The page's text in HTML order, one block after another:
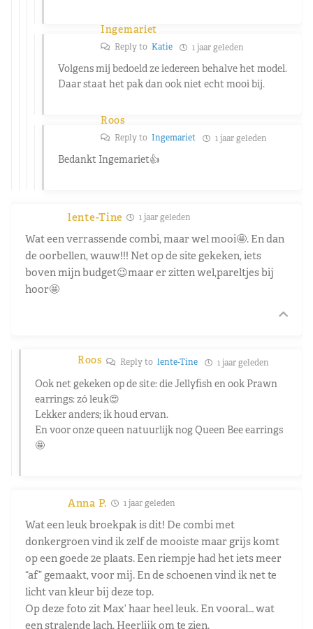
Ingemariet
Reply to Katie 1 jaar geleden
Volgens mij bedoeld ze iedereen behalve het model.
Daar staat het pak dan ook niet echt mooi bij.
Roos
Reply to Ingemariet 1 jaar geleden
Bedankt Ingemariet👍
lente-Tine 1 jaar geleden
Wat een verrassende combi, maar wel mooi🤩. En dan
de oorbellen, wauw!!! Net op de site gekeken, iets
boven mijn budget😉maar er zitten wel,pareltjes bij
hoor🤩
Roos Reply to lente-Tine 1 jaar geleden
Ook net gekeken op de site: die Jellyfish en ook Prawn
earrings: zó leuk😍
Lekker anders; ik houd ervan.
En voor onze queen natuurlijk nog Queen Bee earrings
🤩
Anna P. 1 jaar geleden
Wat een leuk broekpak is dit! De combi met
donkergroen vind ik zelf de mooiste maar grijs komt
op een goede 2e plaats. Een riempje had het iets meer
“af” gemaakt, voor mij. En de schoenen vind ik net te
licht van kleur bij deze top.
Op deze foto zit Max’ haar heel leuk. En vooral… wat
een stralende lach. Heerlijk om te zien.